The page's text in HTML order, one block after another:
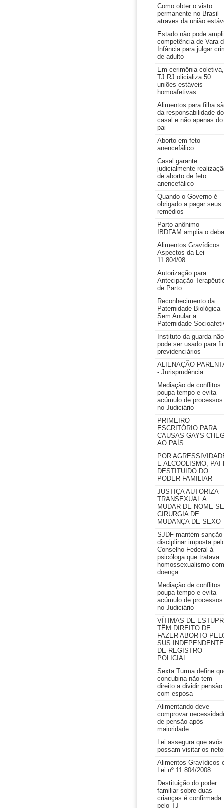
Como obter o visto
permanente no Brasil
atraves da união
Estado não pode
competência de Vara
Infância para julgar
de adulto
Em cerimônia coletiva,
TJ RJ olicializa 50
uniões estáveis
homoafetivas
Alimentos para filha
da responsabilidade do
casal e não apenas do
pai
Aborto em feto
anencefálico
Casal garante
judicialmente
de aborto de feto
anencefálico
Quando o Governo é
obrigado a pagar seus
remédios
Parto anônimo —
IBDFAM amplia o
Alimentos Gravídicos:
Aspectos da Lei
11.804/08
Autorização para
Antecipação
de Parto
Reconhecimento da
Paternidade Biológica
Sem Anular a
Paternidade
Instituto da guarda não
pode ser usado para
previdenciários
ALIENAÇÃO
- Jurisprudência
Mediação de conflitos
poupa tempo e evita
acúmulo de processos
no Judiciário
PRIMEIRO
ESCRITÓRIO PARA
CAUSAS GAYS
AO PAÍS
POR
E ALCOOLISMO, PAI
DESTITUIDO DO
PODER FAMILIAR
JUSTIÇA AUTORIZA
TRANSEXUAL A
MUDAR DE NOME
CIRURGIA DE
MUDANÇA DE SEXO
SJDF mantém sanção
disciplinar imposta
Conselho Federal à
psicóloga que tratava
homossexualismo
doença
Mediação de conflitos
poupa tempo e evita
acúmulo de processos
no Judiciário
VÍTIMAS DE
TÊM DIREITO DE
FAZER ABORTO
SUS INDEPENDENTE
DE REGISTRO
POLICIAL
Sexta Turma define
concubina não tem
direito a dividir pensão
com esposa
Alimentando deve
comprovar
de pensão após
maioridade
Lei assegura que avós
possam visitar os
Alimentos Gravídicos
Lei nº 11.804/2008
Destituição do poder
familiar sobre duas
crianças é confirmada
pelo TJ